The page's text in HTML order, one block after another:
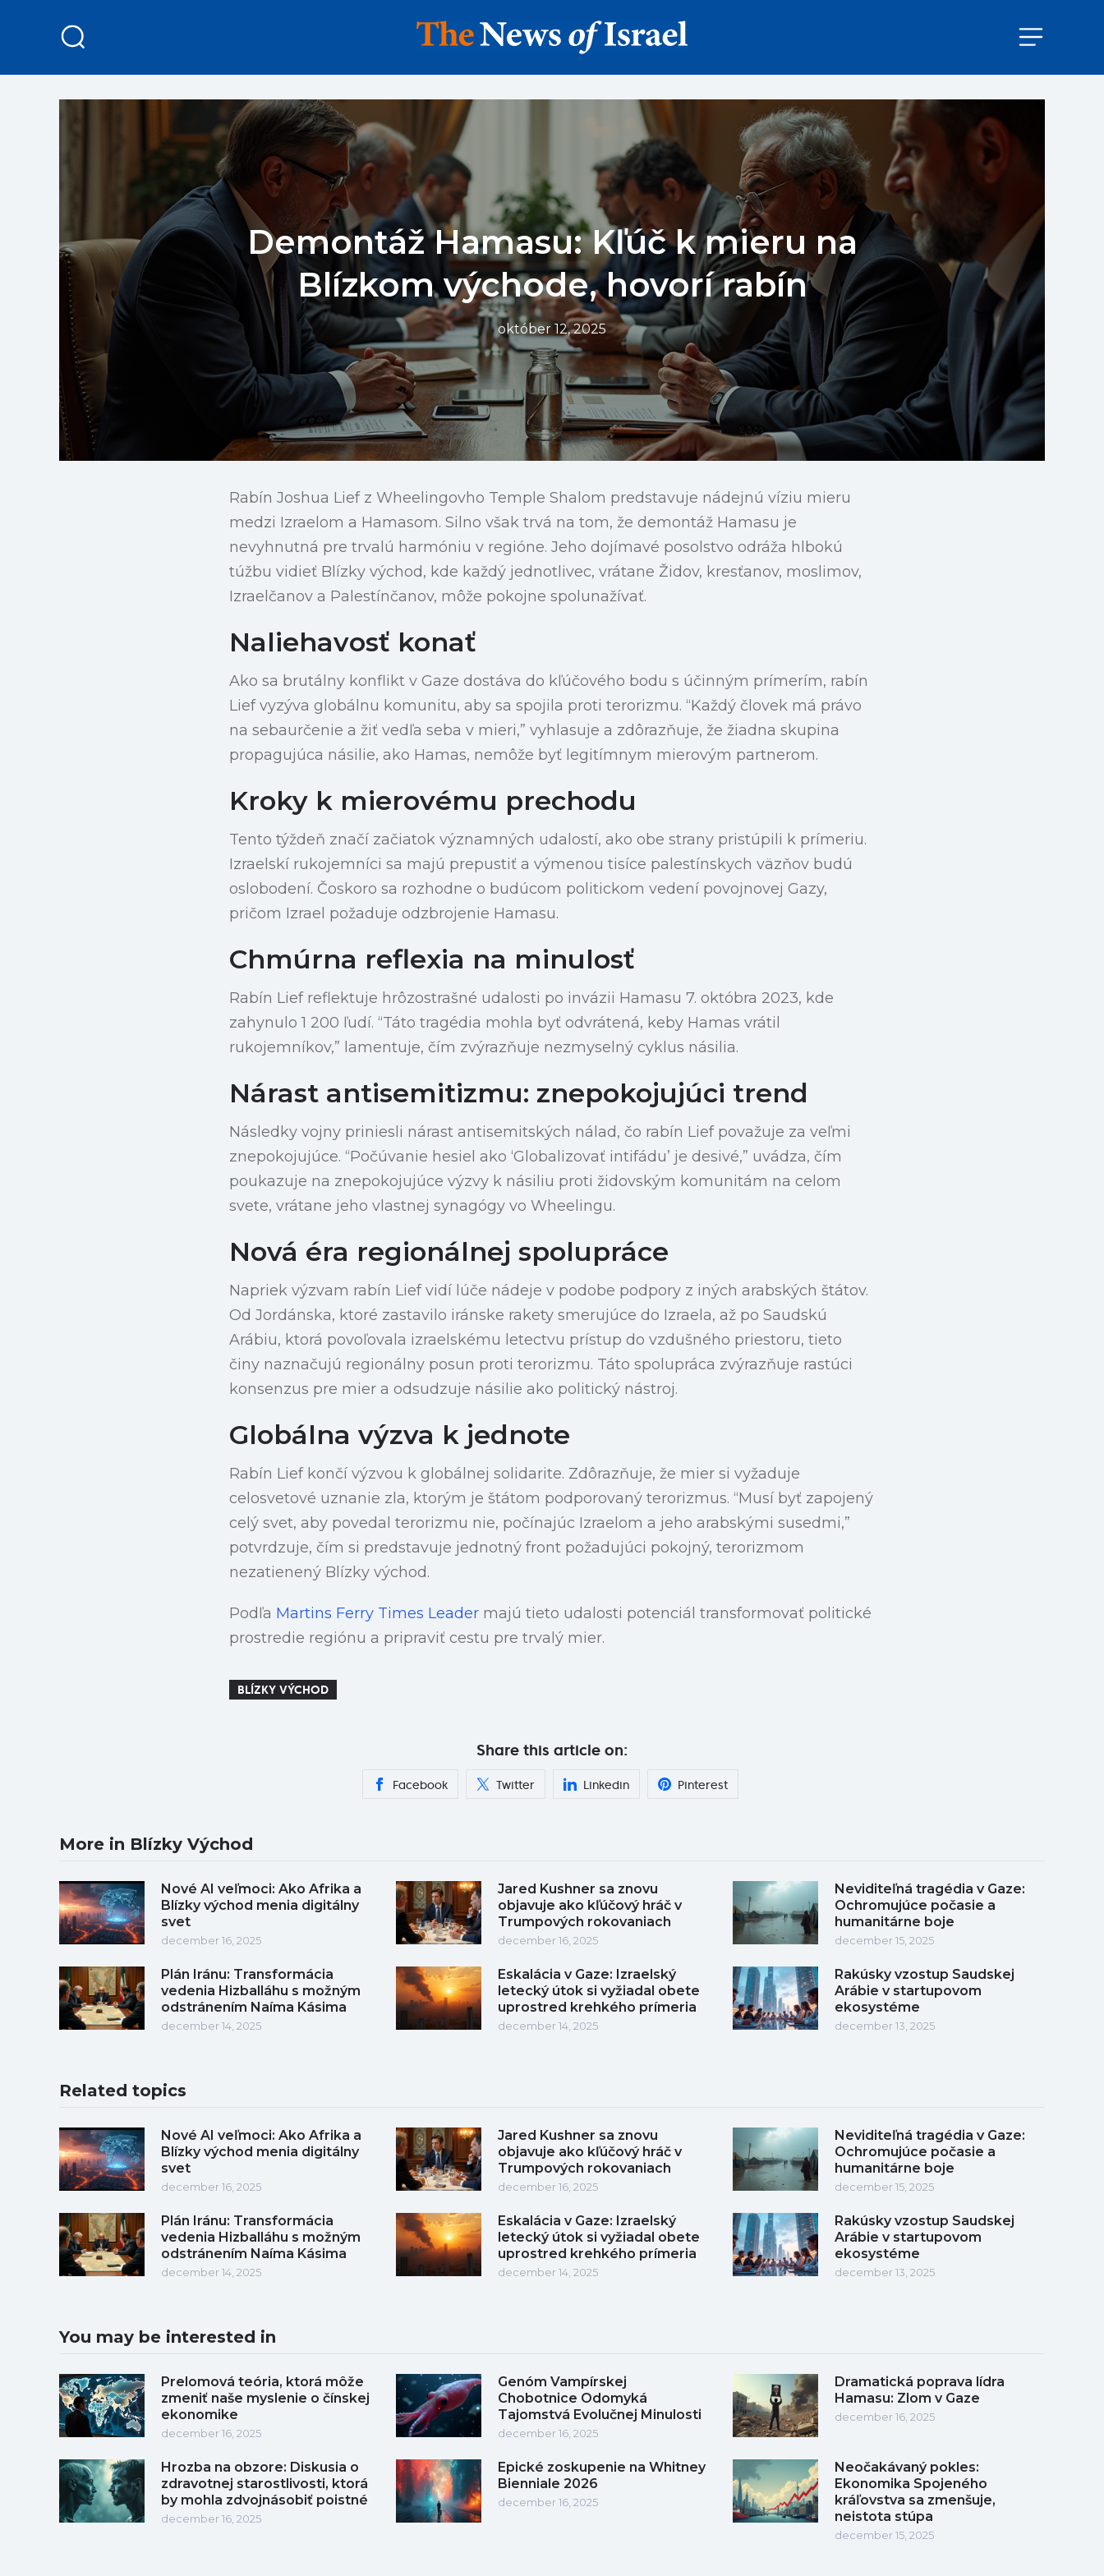
Demontáž Hamasu: Kľúč k mieru na
Blízkom východe, hovorí rabín
október 12, 2025
Rabín Joshua Lief z Wheelingovho Temple Shalom predstavuje nádejnú víziu mieru
medzi Izraelom a Hamasom. Silno však trvá na tom, že demontáž Hamasu je
nevyhnutná pre trvalú harmóniu v regióne. Jeho dojímavé posolstvo odráža hlbokú
túžbu vidieť Blízky východ, kde každý jednotlivec, vrátane Židov, kresťanov, moslimov,
Izraelčanov a Palestínčanov, môže pokojne spolunažívať.
Naliehavosť konať
Ako sa brutálny konflikt v Gaze dostáva do kľúčového bodu s účinným prímerím, rabín
Lief vyzýva globálnu komunitu, aby sa spojila proti terorizmu. “Každý človek má právo
na sebaurčenie a žiť vedľa seba v mieri,” vyhlasuje a zdôrazňuje, že žiadna skupina
propagujúca násilie, ako Hamas, nemôže byť legitímnym mierovým partnerom.
Kroky k mierovému prechodu
Tento týždeň značí začiatok významných udalostí, ako obe strany pristúpili k prímeriu.
Izraelskí rukojemníci sa majú prepustiť a výmenou tisíce palestínskych väzňov budú
oslobodení. Čoskoro sa rozhodne o budúcom politickom vedení povojnovej Gazy,
pričom Izrael požaduje odzbrojenie Hamasu.
Chmúrna reflexia na minulosť
Rabín Lief reflektuje hrôzostrašné udalosti po invázii Hamasu 7. októbra 2023, kde
zahynulo 1 200 ľudí. “Táto tragédia mohla byť odvrátená, keby Hamas vrátil
rukojemníkov,” lamentuje, čím zvýrazňuje nezmyselný cyklus násilia.
Nárast antisemitizmu: znepokojujúci trend
Následky vojny priniesli nárast antisemitských nálad, čo rabín Lief považuje za veľmi
znepokojujúce. “Počúvanie hesiel ako ‘Globalizovať intifádu’ je desivé,” uvádza, čím
poukazuje na znepokojujúce výzvy k násiliu proti židovským komunitám na celom
svete, vrátane jeho vlastnej synagógy vo Wheelingu.
Nová éra regionálnej spolupráce
Napriek výzvam rabín Lief vidí lúče nádeje v podobe podpory z iných arabských štátov.
Od Jordánska, ktoré zastavilo iránske rakety smerujúce do Izraela, až po Saudskú
Arábiu, ktorá povoľovala izraelskému letectvu prístup do vzdušného priestoru, tieto
činy naznačujú regionálny posun proti terorizmu. Táto spolupráca zvýrazňuje rastúci
konsenzus pre mier a odsudzuje násilie ako politický nástroj.
Globálna výzva k jednote
Rabín Lief končí výzvou k globálnej solidarite. Zdôrazňuje, že mier si vyžaduje
celosvetové uznanie zla, ktorým je štátom podporovaný terorizmus. “Musí byť zapojený
celý svet, aby povedal terorizmu nie, počínajúc Izraelom a jeho arabskými susedmi,”
potvrdzuje, čím si predstavuje jednotný front požadujúci pokojný, terorizmom
nezatienený Blízky východ.
Podľa Martins Ferry Times Leader majú tieto udalosti potenciál transformovať politické
prostredie regiónu a pripraviť cestu pre trvalý mier.
BLÍZKY VÝCHOD
Share this article on:
Facebook Twitter Linkedin Pinterest
More in Blízky Východ
Nové AI veľmoci: Ako Afrika a
Blízky východ menia digitálny
svet
december 16, 2025
Jared Kushner sa znovu
objavuje ako kľúčový hráč v
Trumpových rokovaniach
december 16, 2025
Neviditeľná tragédia v Gaze:
Ochromujúce počasie a
humanitárne boje
december 15, 2025
Plán Iránu: Transformácia
vedenia Hizballáhu s možným
odstránením Naíma Kásima
december 14, 2025
Eskalácia v Gaze: Izraelský
letecký útok si vyžiadal obete
uprostred krehkého prímeria
december 14, 2025
Rakúsky vzostup Saudskej
Arábie v startupovom
ekosystéme
december 13, 2025
Related topics
Nové AI veľmoci: Ako Afrika a
Blízky východ menia digitálny
svet
december 16, 2025
Jared Kushner sa znovu
objavuje ako kľúčový hráč v
Trumpových rokovaniach
december 16, 2025
Neviditeľná tragédia v Gaze:
Ochromujúce počasie a
humanitárne boje
december 15, 2025
Plán Iránu: Transformácia
vedenia Hizballáhu s možným
odstránením Naíma Kásima
december 14, 2025
Eskalácia v Gaze: Izraelský
letecký útok si vyžiadal obete
uprostred krehkého prímeria
december 14, 2025
Rakúsky vzostup Saudskej
Arábie v startupovom
ekosystéme
december 13, 2025
You may be interested in
Prelomová teória, ktorá môže
zmeniť naše myslenie o čínskej
ekonomike
december 16, 2025
Genóm Vampírskej
Chobotnice Odomyká
Tajomstvá Evolučnej Minulosti
december 16, 2025
Dramatická poprava lídra
Hamasu: Zlom v Gaze
december 16, 2025
Hrozba na obzore: Diskusia o
zdravotnej starostlivosti, ktorá
by mohla zdvojnásobiť poistné
december 16, 2025
Epické zoskupenie na Whitney
Bienniale 2026
december 16, 2025
Neočakávaný pokles:
Ekonomika Spojeného
kráľovstva sa zmenšuje,
neistota stúpa
december 15, 2025